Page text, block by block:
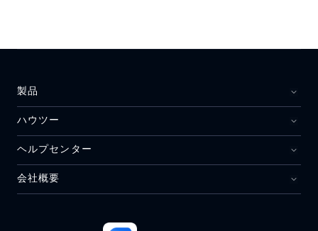
製品
ハウツー
ヘルプセンター
会社概要